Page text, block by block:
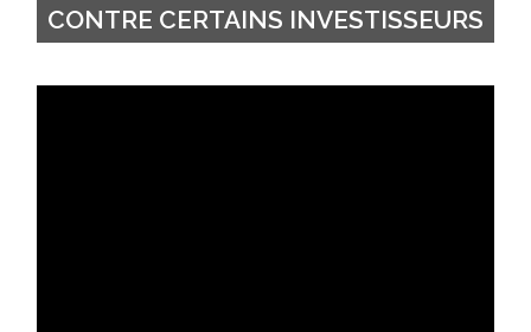
CONTRE CERTAINS INVESTISSEURS